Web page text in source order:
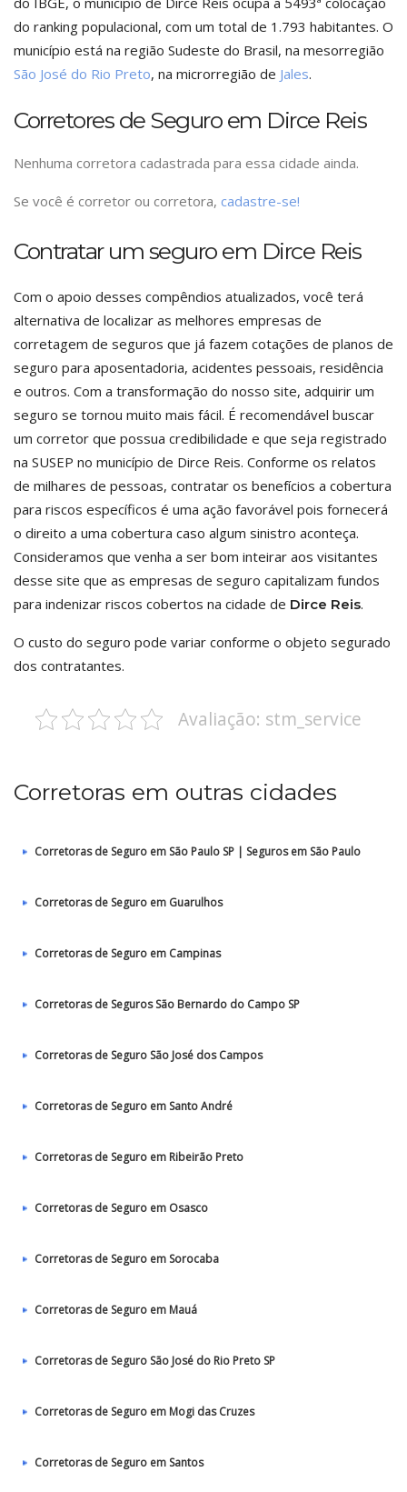
do ranking populacional, com um total de 1.793 habitantes. O
município está na região Sudeste do Brasil, na mesorregião
São José do Rio Preto, na microrregião de Jales.
Corretores de Seguro em Dirce Reis
Nenhuma corretora cadastrada para essa cidade ainda.
Se você é corretor ou corretora, cadastre-se!
Contratar um seguro em Dirce Reis
Com o apoio desses compêndios atualizados, você terá
alternativa de localizar as melhores empresas de
corretagem de seguros que já fazem cotações de planos de
seguro para aposentadoria, acidentes pessoais, residência
e outros. Com a transformação do nosso site, adquirir um
seguro se tornou muito mais fácil. É recomendável buscar
um corretor que possua credibilidade e que seja registrado
na SUSEP no município de Dirce Reis. Conforme os relatos
de milhares de pessoas, contratar os benefícios a cobertura
para riscos específicos é uma ação favorável pois fornecerá
o direito a uma cobertura caso algum sinistro aconteça.
Consideramos que venha a ser bom inteirar aos visitantes
desse site que as empresas de seguro capitalizam fundos
para indenizar riscos cobertos na cidade de Dirce Reis.
O custo do seguro pode variar conforme o objeto segurado
dos contratantes.
Avaliação: stm_service
Corretoras em outras cidades
Corretoras de Seguro em São Paulo SP | Seguros em São Paulo
Corretoras de Seguro em Guarulhos
Corretoras de Seguro em Campinas
Corretoras de Seguros São Bernardo do Campo SP
Corretoras de Seguro São José dos Campos
Corretoras de Seguro em Santo André
Corretoras de Seguro em Ribeirão Preto
Corretoras de Seguro em Osasco
Corretoras de Seguro em Sorocaba
Corretoras de Seguro em Mauá
Corretoras de Seguro São José do Rio Preto SP
Corretoras de Seguro em Mogi das Cruzes
Corretoras de Seguro em Santos